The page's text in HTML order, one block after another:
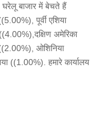
बाजार में बेचते हैं
पूर्वी एशिया
अमेरिका
ओशिनिया
((1.00%). हमारे कार्यालय